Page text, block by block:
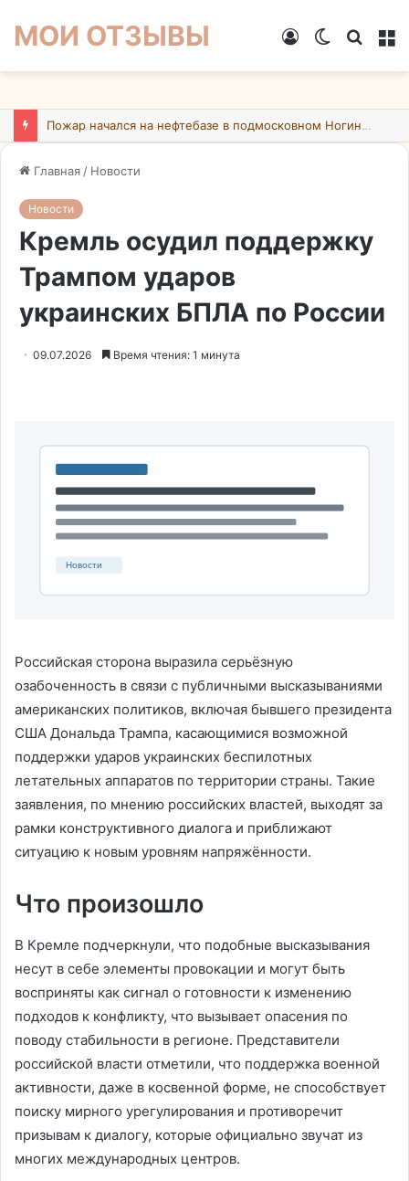
МОИ ОТЗЫВЫ
Switch
Войти
Пожар начался на нефтебазе в подмосковном Ногинске в результате атаки БПЛА ВСУ
Главная / Новости
Новости
Кремль осудил поддержку
Трампом ударов
украинских БПЛА по России
09.07.2026 Время чтения: 1 минута
Российская сторона выразила серьёзную
озабоченность в связи с публичными высказываниями
американских политиков, включая бывшего президента
США Дональда Трампа, касающимися возможной
поддержки ударов украинских беспилотных
летательных аппаратов по территории страны. Такие
заявления, по мнению российских властей, выходят за
рамки конструктивного диалога и приближают
ситуацию к новым уровням напряжённости.
Что произошло
В Кремле подчеркнули, что подобные высказывания
несут в себе элементы провокации и могут быть
восприняты как сигнал о готовности к изменению
подходов к конфликту, что вызывает опасения по
поводу стабильности в регионе. Представители
российской власти отметили, что поддержка военной
активности, даже в косвенной форме, не способствует
поиску мирного урегулирования и противоречит
призывам к диалогу, которые официально звучат из
многих международных центров.